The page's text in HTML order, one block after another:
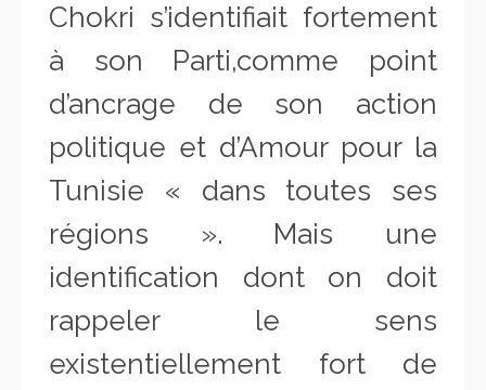
Chokri s’identifiait fortement
à son Parti,comme point
d’ancrage de son action
politique et d’Amour pour la
Tunisie « dans toutes ses
régions ». Mais une
identification dont on doit
rappeler le sens
existentiellement fort de